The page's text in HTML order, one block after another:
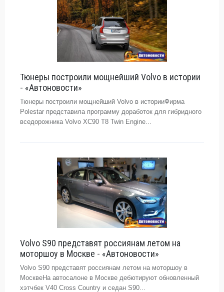
Тюнеры построили мощнейший Volvo в истории
- «Автоновости»
Тюнеры построили мощнейший Volvo в историиФирма
Polestar представила программу доработок для гибридного
вседорожника Volvo XC90 T8 Twin Engine...
Volvo S90 представят россиянам летом на
моторшоу в Москве - «Автоновости»
Volvo S90 представят россиянам летом на моторшоу в
МосквеНа автосалоне в Москве дебютируют обновленный
хэтчбек V40 Cross Country и седан S90...